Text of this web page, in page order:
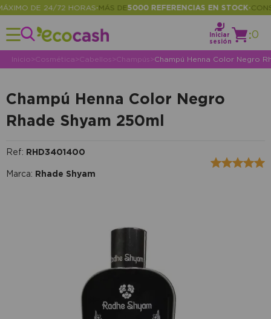
DE 24/72 HORAS•MÁS DE 5000 REFERENCIAS EN STOCK•
Iniciar
sesión
:0
Inicio>Cosmética>Cabellos >Champús >Champú Henna Color Negro
Champú Henna Color Negro
Rhade Shyam 250ml
Ref: RHD3401400
Marca: Rhade Shyam